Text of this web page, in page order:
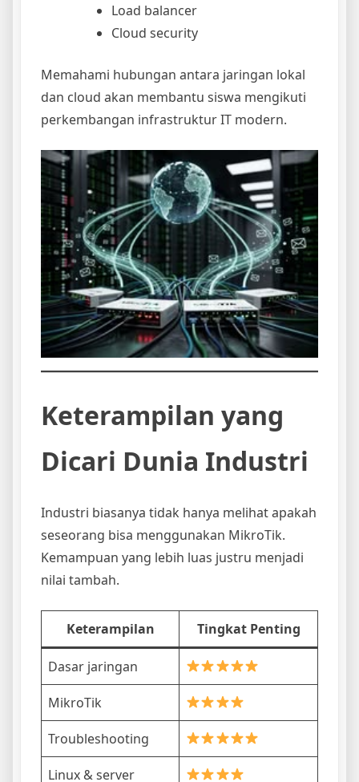
Load balancer
Cloud security
Memahami hubungan antara jaringan lokal
dan cloud akan membantu siswa mengikuti
perkembangan infrastruktur IT modern.
Keterampilan yang
Dicari Dunia Industri
Industri biasanya tidak hanya melihat apakah
seseorang bisa menggunakan MikroTik.
Kemampuan yang lebih luas justru menjadi
nilai tambah.
Keterampilan Tingkat Penting
Dasar jaringan
MikroTik
Troubleshooting
Linux & server